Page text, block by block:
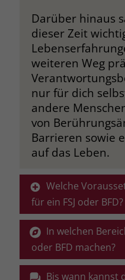
Darüber hinaus
dieser Zeit
weiteren Weg
nur für dich
andere
von
Barrieren sowie
auf das Leben.
Welche
für ein FSJ oder BFD?
Gute
zu gegenseitigem
besonders im
Klientinnen und
In welchen
oder BFD machen?
Der Bereich, in
Bis wann kannst
Name __cf_bm
Anbieter .fonts.net
Laufzeit 30
Zweck
This
support
Name JSessionID
Anbieter
Zweck
Behält
allen
Name _gcl_au
Anbieter Google Ads
Laufzeit 90 Tage
Enthält
Name _gcl_aw
Anbieter Google
Laufzeit 90 Tage
Dieses
User über
Es